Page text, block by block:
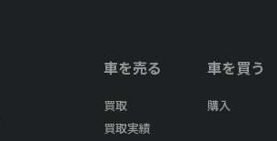
車を売る
買取
買取実績
車を買う
購入